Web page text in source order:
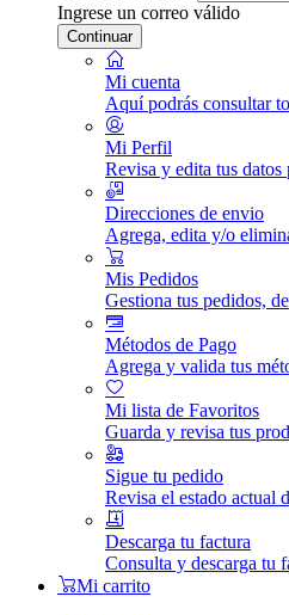
Ingrese un correo válido
Continuar
Mi cuenta
Aquí podrás consultar
Mi Perfil
Revisa y edita tus datos
Direcciones de envio
Agrega, edita y/o
Mis Pedidos
Gestiona tus pedidos,
Métodos de Pago
Agrega y valida tus
Mi lista de Favoritos
Guarda y revisa tus
Sigue tu pedido
Revisa el estado actual
Descarga tu factura
Consulta y descarga tu
Mi carrito